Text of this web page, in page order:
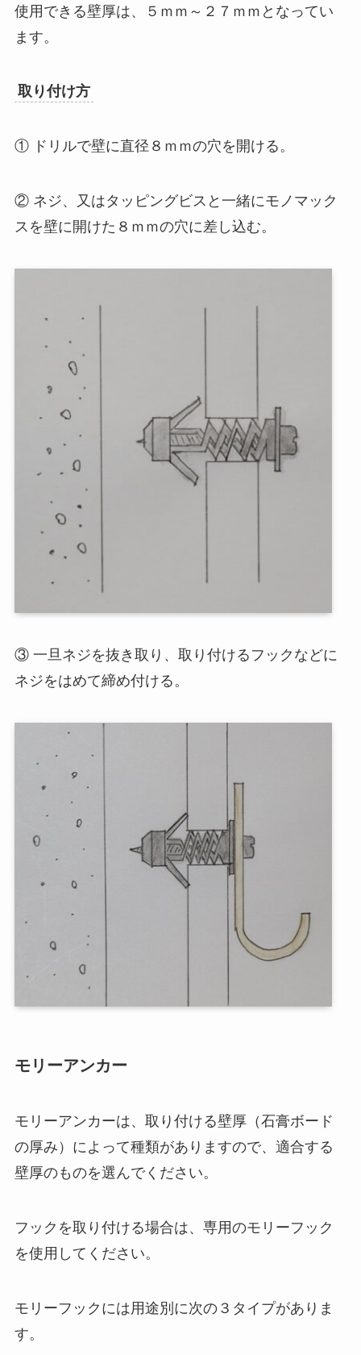
使用できる壁厚は、５ｍｍ～２７ｍｍとなってい
ます。
取り付け方
① ドリルで壁に直径８ｍｍの穴を開ける。
② ネジ、又はタッピングビスと一緒にモノマック
スを壁に開けた８ｍｍの穴に差し込む。
③ 一旦ネジを抜き取り、取り付けるフックなどに
ネジをはめて締め付ける。
モリーアンカー
モリーアンカーは、取り付ける壁厚（石膏ボード
の厚み）によって種類がありますので、適合する
壁厚のものを選んでください。
フックを取り付ける場合は、専用のモリーフック
を使用してください。
モリーフックには用途別に次の３タイプがありま
す。